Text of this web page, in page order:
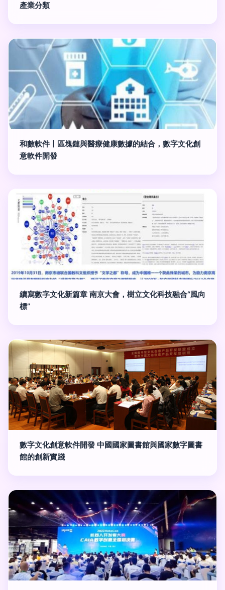
產業分類
和數軟件丨區塊鏈與醫療健康數據的結合，數字文化創
意軟件開發
續寫數字文化新篇章 南京大會，樹立文化科技融合“風向
標”
數字文化創意軟件開發 中國國家圖書館與國家數字圖書
館的創新實踐